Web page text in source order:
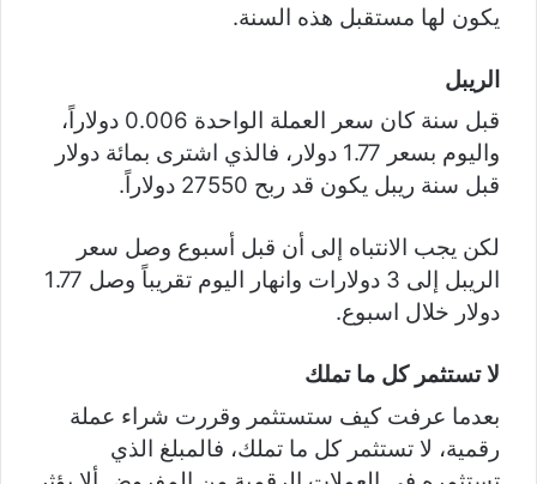
يكون لها مستقبل هذه السنة.
الريبل
قبل سنة كان سعر العملة الواحدة 0.006 دولاراً،
واليوم بسعر 1.77 دولار، فالذي اشترى بمائة دولار
قبل سنة ريبل يكون قد ربح 27550 دولاراً.
لكن يجب الانتباه إلى أن قبل أسبوع وصل سعر
الريبل إلى 3 دولارات وانهار اليوم تقريباً وصل 1.77
دولار خلال اسبوع.
لا تستثمر كل ما تملك
بعدما عرفت كيف ستستثمر وقررت شراء عملة
رقمية، لا تستثمر كل ما تملك، فالمبلغ الذي